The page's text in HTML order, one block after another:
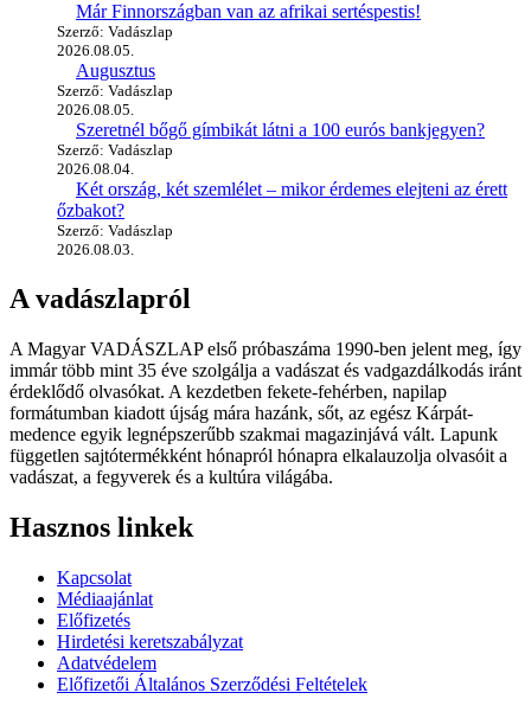
Már Finnországban van az afrikai sertéspestis!
Szerző: Vadászlap
2026.08.05.
Augusztus
Szerző: Vadászlap
2026.08.05.
Szeretnél bőgő gímbikát látni a 100 eurós bankjegyen?
Szerző: Vadászlap
2026.08.04.
Két ország, két szemlélet – mikor érdemes elejteni az érett
őzbakot?
Szerző: Vadászlap
2026.08.03.
A vadászlapról
A Magyar VADÁSZLAP első próbaszáma 1990-ben jelent meg, így
immár több mint 35 éve szolgálja a vadászat és vadgazdálkodás iránt
érdeklődő olvasókat. A kezdetben fekete-fehérben, napilap
formátumban kiadott újság mára hazánk, sőt, az egész Kárpát-
medence egyik legnépszerűbb szakmai magazinjává vált. Lapunk
független sajtótermékként hónapról hónapra elkalauzolja olvasóit a
vadászat, a fegyverek és a kultúra világába.
Hasznos linkek
Kapcsolat
Médiaajánlat
Előfizetés
Hirdetési keretszabályzat
Adatvédelem
Előfizetői Általános Szerződési Feltételek